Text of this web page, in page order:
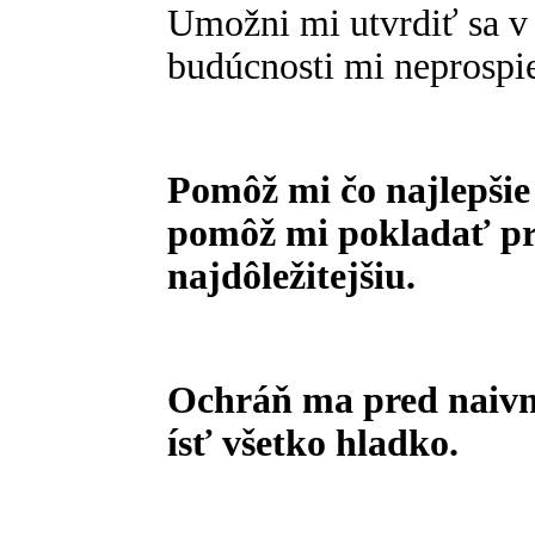
Umožni mi utvrdiť sa
budúcnosti mi
Pomôž mi čo
pomôž mi pokladať
najdôležitejšiu.
Ochráň ma pred
ísť všetko hladko.